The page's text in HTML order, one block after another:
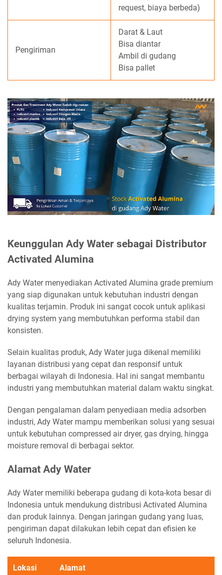
request, biaya berbeda)
Pengiriman
Darat & Laut
Bisa diantar
Ambil di gudang
Bisa pallet
Keunggulan Ady Water sebagai Distributor
Activated Alumina
Ady Water menyediakan Activated Alumina grade premium
yang siap digunakan untuk kebutuhan industri dengan
kualitas terjamin. Produk ini sangat cocok untuk aplikasi
drying system yang membutuhkan performa stabil dan
konsisten.
Selain kualitas produk, Ady Water juga dikenal memiliki
layanan distribusi yang cepat dan responsif untuk
berbagai wilayah di Indonesia. Hal ini sangat membantu
industri yang membutuhkan material dalam waktu singkat.
Dengan pengalaman dalam penyediaan media adsorben
industri, Ady Water mampu memberikan solusi yang sesuai
untuk kebutuhan compressed air dryer, gas drying, hingga
moisture removal di berbagai sektor.
Alamat Ady Water
Ady Water memiliki beberapa gudang di kota-kota besar di
Indonesia untuk mendukung distribusi Activated Alumina
dan produk lainnya. Dengan jaringan gudang yang luas,
pengiriman dapat dilakukan lebih cepat dan efisien ke
seluruh Indonesia.
Lokasi Alamat